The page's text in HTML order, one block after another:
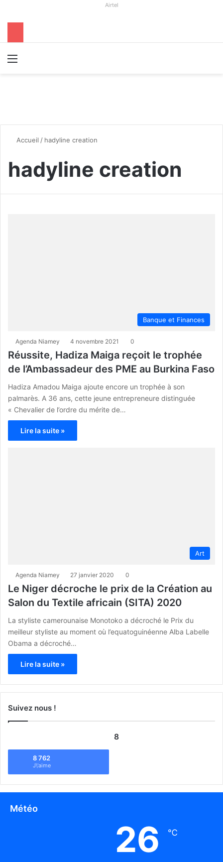
Airtel
Accueil / hadyline creation
hadyline creation
Banque et Finances
Agenda Niamey 4 novembre 2021 0
Réussite, Hadiza Maiga reçoit le trophée
de l’Ambassadeur des PME au Burkina Faso
Hadiza Amadou Maiga ajoute encore un trophée à son
palmarès. A 36 ans, cette jeune entrepreneure distinguée
« Chevalier de l’ordre du mérite de…
Lire la suite »
Art
Agenda Niamey 27 janvier 2020 0
Le Niger décroche le prix de la Création au
Salon du Textile africain (SITA) 2020
La styliste camerounaise Monotoko a décroché le Prix du
meilleur styliste au moment où l’equatoguinéenne Alba Labelle
Obama a décroché…
Lire la suite »
Suivez nous !
8
8 762
J\'aime
Météo
26 ℃